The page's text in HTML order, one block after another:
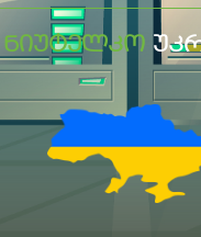
ᲜᲘᲣᲢᲔᲚᲙᲝ